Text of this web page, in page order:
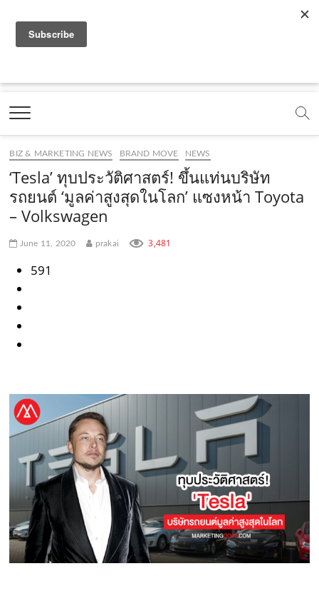
a
e
b
o
o
k
.
c
o
o
t
b
e
.
c
o
m
.
o
e
m
e
t
g
r
a
.
t
k
.
c
m
Marketing Oops!
DIGITAL | CREATIVE | ADVERTISING | CAMPAIGN |
BIZ & MARKETING NEWS BRAND MOVE NEWS
‘Tesla’ ทุบประวัติศาสตร์! ขึ้นแท่นบริษัท
รถยนต์ ‘มูลค่าสูงสุดในโลก’ แซงหน้า Toyota
– Volkswagen
June 11, 2020 prakai 3,481
591